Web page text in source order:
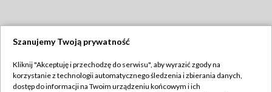
TVP
Szanujemy Twoją prywatność
Kliknij "Akceptuję i przechodzę do serwisu", aby wyrazić zgody na
korzystanie z technologii automatycznego śledzenia i zbierania danych,
dostęp do informacji na Twoim urządzeniu końcowym i ich